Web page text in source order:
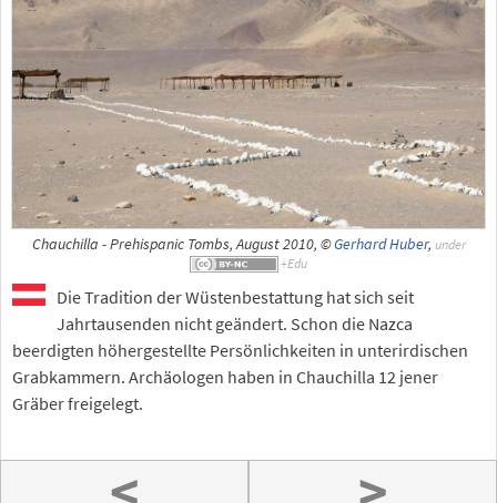
Chauchilla - Prehispanic Tombs, August 2010, ©Gerhard Huber, under
Die Tradition der Wüstenbestattung hat sich seit
Jahrtausenden nicht geändert. Schon die Nazca
beerdigten höhergestellte Persönlichkeiten in unterirdischen
Grabkammern. Archäologen haben in Chauchilla 12 jener
Gräber freigelegt.